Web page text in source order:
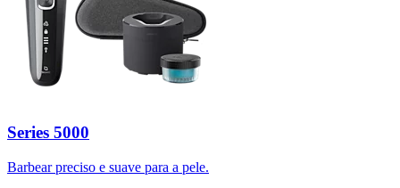
Series 5000
Barbear preciso e suave para a pele.